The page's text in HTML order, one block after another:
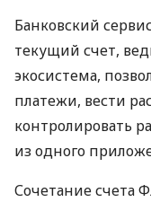
Банковский
текущий счет,
экосистема,
платежи, вести
контролировать
из одного
Сочетание счета